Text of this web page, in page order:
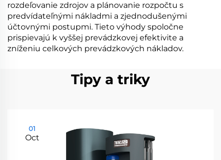
rozdeľovanie zdrojov a plánovanie rozpočtu s
predvídateľnými nákladmi a zjednodušenými
účtovnými postupmi. Tieto výhody spoločne
prispievajú k vyššej prevádzkovej efektivite a
zníženiu celkových prevádzkových nákladov.
Tipy a triky
01
Oct